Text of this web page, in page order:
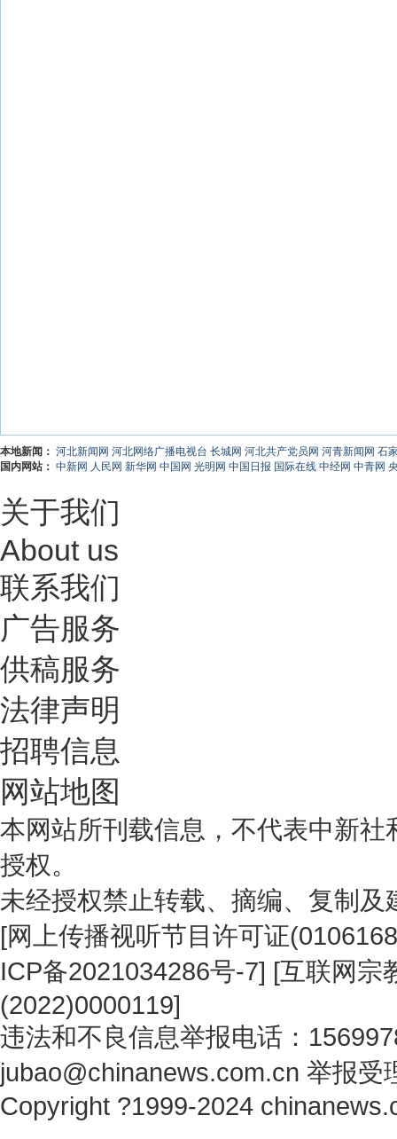
本地新闻： 河北新闻网 河北网络广播电视台 长城网 河北共产党员网 河青新闻网 石
国内网站： 中新网 人民网 新华网 中国网 光明网 中国日报 国际在线 中经网 中青网
关于我们
About us
联系我们
广告服务
供稿服务
法律声明
招聘信息
网站地图
本网站所刊载信息，不代表中新
授权。
未经授权禁止转载、摘编、复制
[网上传播视听节目许可证
ICP备2021034286号-7] [互联网宗
(2022)0000119]
违法和不良信息举报电话：
jubao@chinanews.com.cn 举报受
Copyright ?1999-2024